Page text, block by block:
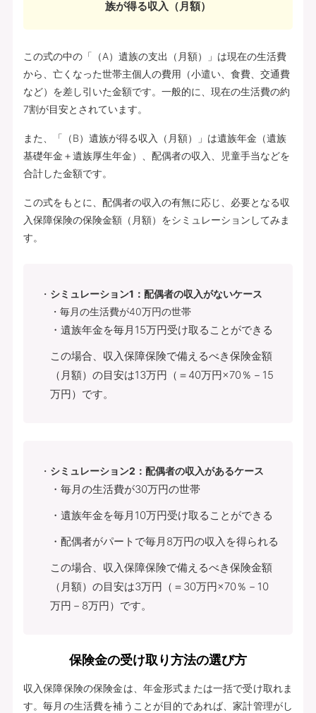
族が得る収入（月額）
この式の中の「（A）遺族の支出（月額）」は現在の生活費
から、亡くなった世帯主個人の費用（小遣い、食費、交通費
など）を差し引いた金額です。一般的に、現在の生活費の約
7割が目安とされています。
また、「（B）遺族が得る収入（月額）」は遺族年金（遺族
基礎年金＋遺族厚生年金）、配偶者の収入、児童手当などを
合計した金額です。
この式をもとに、配偶者の収入の有無に応じ、必要となる収
入保障保険の保険金額（月額）をシミュレーションしてみま
す。
シミュレーション1：配偶者の収入がないケース
・毎月の生活費が40万円の世帯
・遺族年金を毎月15万円受け取ることができる
この場合、収入保障保険で備えるべき保険金額
（月額）の目安は13万円（＝40万円×70％－15
万円）です。
シミュレーション2：配偶者の収入があるケース
・毎月の生活費が30万円の世帯
・遺族年金を毎月10万円受け取ることができる
・配偶者がパートで毎月8万円の収入を得られる
この場合、収入保障保険で備えるべき保険金額
（月額）の目安は3万円（＝30万円×70％－10
万円－8万円）です。
保険金の受け取り方法の選び方
収入保障保険の保険金は、年金形式または一括で受け取れま
す。毎月の生活費を補うことが目的であれば、家計管理がし